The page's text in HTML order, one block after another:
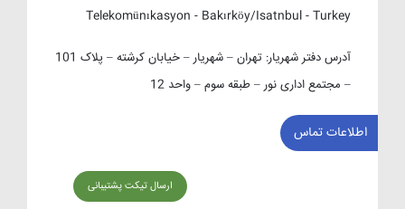
Telekomünıkasyon - Bakırköy/Isatnbul - Turkey
آدرس دفتر شهریار:
تهران – شهریار – خیابان کرشته – پلاک 101
– مجتمع اداری نور – طبقه سوم – واحد 12
اطلاعات تماس
ارسال تیکت پشتیبانی